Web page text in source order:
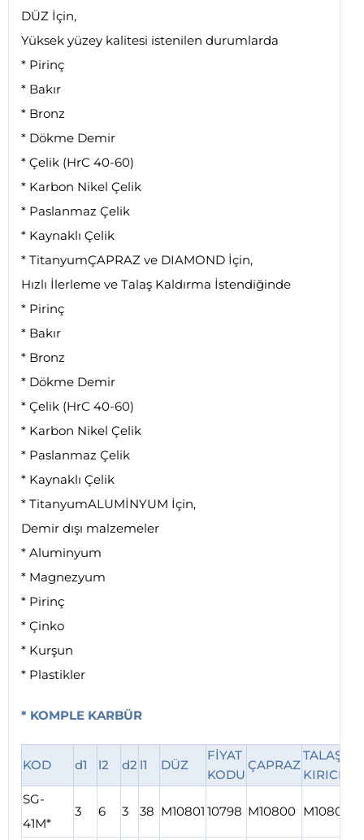
DÜZ İçin,
Yüksek yüzey kalitesi istenilen durumlarda
* Pirinç
* Bakır
* Bronz
* Dökme Demir
* Çelik (HrC 40-60)
* Karbon Nikel Çelik
* Paslanmaz Çelik
* Kaynaklı Çelik
* TitanyumÇAPRAZ ve DIAMOND İçin,
Hızlı İlerleme ve Talaş Kaldırma İstendiğinde
* Pirinç
* Bakır
* Bronz
* Dökme Demir
* Çelik (HrC 40-60)
* Karbon Nikel Çelik
* Paslanmaz Çelik
* Kaynaklı Çelik
* TitanyumALUMİNYUM İçin,
Demir dışı malzemeler
* Aluminyum
* Magnezyum
* Pirinç
* Çinko
* Kurşun
* Plastikler
* KOMPLE KARBÜR
KOD d1 l2 d2 l1 DÜZ
FİYAT
KODU
ÇAPRAZ
TALAŞ
KIRICILI
SG-
41M*
3 6 3 38 M10801 10798 M10800 M10804